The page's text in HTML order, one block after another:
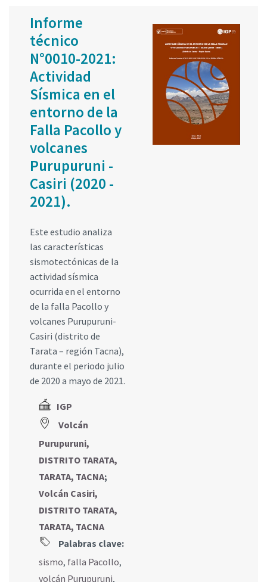
Informe
técnico
N°0010-2021:
Actividad
Sísmica en el
entorno de la
Falla Pacollo y
volcanes
Purupuruni -
Casiri (2020 -
2021).
Este estudio analiza
las características
sismotectónicas de la
actividad sísmica
ocurrida en el entorno
de la falla Pacollo y
volcanes Purupuruni-
Casiri (distrito de
Tarata – región Tacna),
durante el periodo julio
de 2020 a mayo de 2021.
IGP
Volcán
Purupuruni,
DISTRITO TARATA,
TARATA, TACNA;
Volcán Casiri,
DISTRITO TARATA,
TARATA, TACNA
Palabras clave:
sismo, falla Pacollo,
volcán Purupuruni,